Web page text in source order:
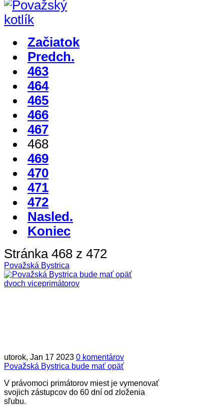
Začiatok
Predch.
463
464
465
466
467
468
469
470
471
472
Nasled.
Koniec
Stránka 468 z 472
Považská Bystrica
utorok, Jan 17 2023 0 komentárov
Považská Bystrica bude mať opäť
V právomoci primátorov miest je vymenovať
svojich zástupcov do 60 dní od zloženia
sľubu.